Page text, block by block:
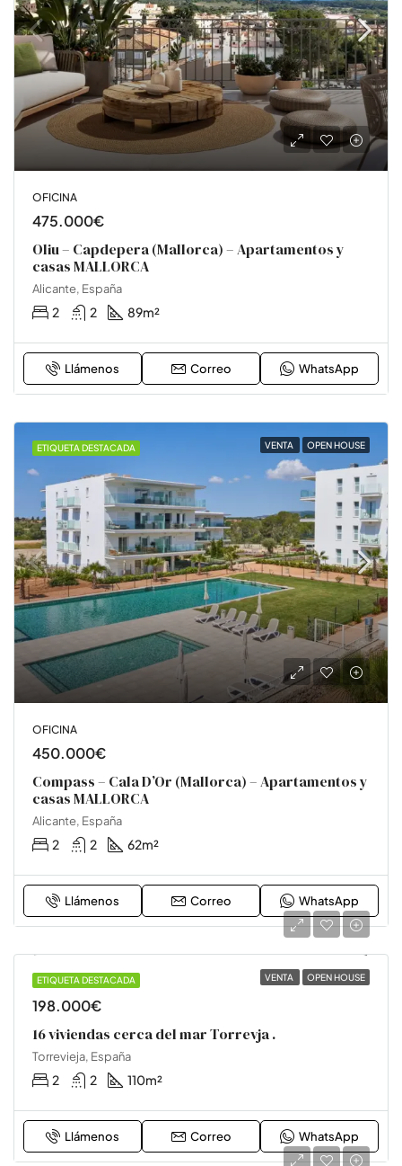
OFICINA
475.000€
Oliu – Capdepera (Mallorca) – Apartamentos y
casas MALLORCA
Alicante, España
2 2 89m²
Llámenos Correo WhatsApp
ETIQUETA DESTACADA VENTA OPEN HOUSE
OFICINA
450.000€
Compass – Cala D’Or (Mallorca) – Apartamentos y
casas MALLORCA
Alicante, España
2 2 62m²
Llámenos Correo WhatsApp
ETIQUETA DESTACADA VENTA OPEN HOUSE
OFICINA
198.000€
16 viviendas cerca del mar Torrevja .
Torrevieja, España
2 2 110m²
Llámenos Correo WhatsApp